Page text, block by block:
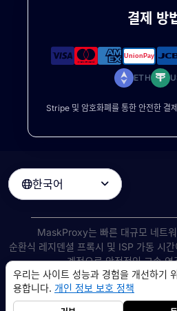
결제 방
ETH
Stripe 및 암호화폐를 통한 안전한 결
한국어 
MaskProxy는 빠른 대규모 네트
순환식 레지덴셜 프록시 및 ISP 가동 시
계적으로 안정적인 고속 연
©2026AIWAY LIMITED. 모든 권리 보
서비스 약관개인 정보 보호 정책환불 정책
우리는 사이트 성능과 경험을 개선하기
용합니다. 개인 정보 보호 정책